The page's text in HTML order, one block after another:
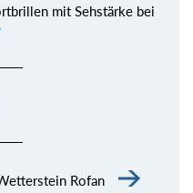
mit Sehstärke bei
Rofan